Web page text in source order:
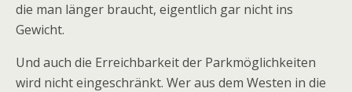
die man länger braucht, eigentlich gar nicht ins
Gewicht.
Und auch die Erreichbarkeit der Parkmöglichkeiten
wird nicht eingeschränkt. Wer aus dem Westen in die